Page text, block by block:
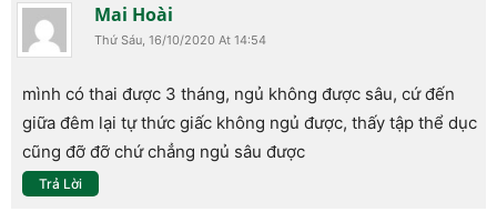
Mai Hoài
Thứ Sáu, 16/10/2020 At 14:54
mình có thai được 3 tháng, ngủ không được sâu, cứ đến
giữa đêm lại tự thức giấc không ngủ được, thấy tập thể dục
cũng đỡ đỡ chứ chẳng ngủ sâu được
Trả Lời